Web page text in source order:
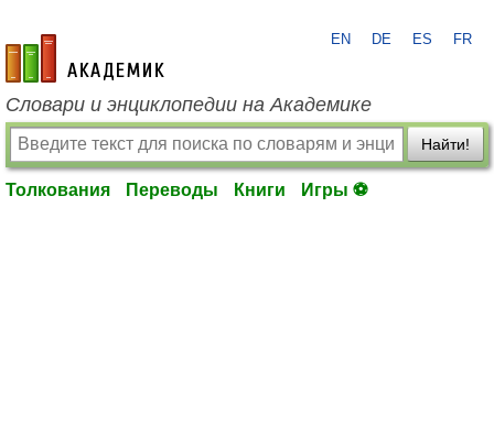
academic.ru
EN DE ES FR
Словари и энциклопедии на Академике
Найти!
Толкования Переводы Книги Игры ⚽